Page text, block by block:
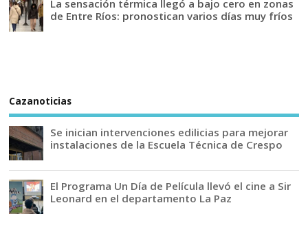
La sensación térmica llegó a bajo cero en zonas
de Entre Ríos: pronostican varios días muy fríos
Cazanoticias
Se inician intervenciones edilicias para mejorar
instalaciones de la Escuela Técnica de Crespo
El Programa Un Día de Película llevó el cine a Sir
Leonard en el departamento La Paz